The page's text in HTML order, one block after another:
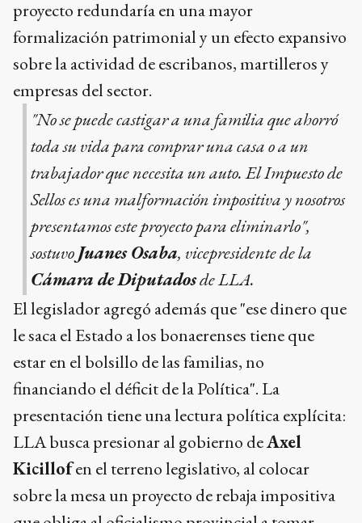
trabajador que necesita un auto. El Impuesto de
Sellos es una malformación impositiva y nosotros
presentamos este proyecto para eliminarlo",
sostuvoJuanes Osaba
Cámara de Diputadosde LLA.
El legislador agregó además que "ese dinero que
le saca el Estado a los bonaerenses tiene que
estar en el bolsillo de las familias, no
financiando el déficit de la Política". La
presentación tiene una lectura política explícita:
LLA busca presionar al gobierno de
Kicillofen el terreno legislativo, al colocar
sobre la mesa un proyecto de rebaja impositiva
que obliga al oficialismo provincial a tomar
posición.
Puede interesarte
NACIONALES
Prohíben ingresar a las
canchas del país a los
deudores alimentarios